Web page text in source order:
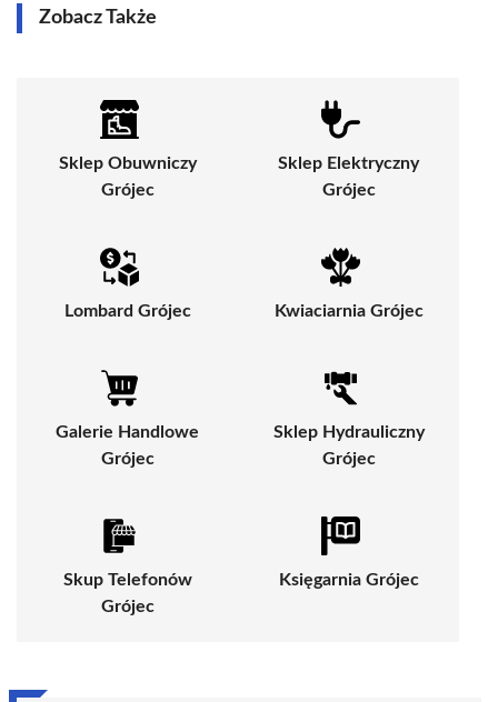
Zobacz Także
Sklep Obuwniczy
Grójec
Sklep Elektryczny
Grójec
Lombard Grójec Kwiaciarnia Grójec
Galerie Handlowe
Grójec
Sklep Hydrauliczny
Grójec
Skup Telefonów
Grójec
Księgarnia Grójec